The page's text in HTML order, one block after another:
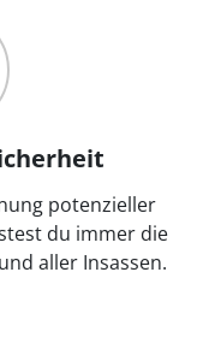
potenzieller
du immer die
aller Insassen.